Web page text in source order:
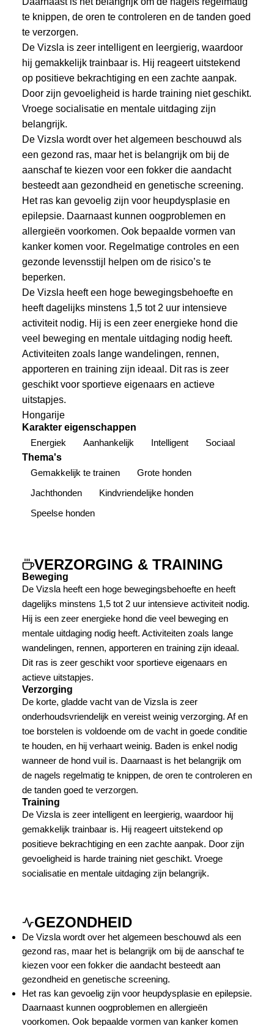
te knippen, de oren te controleren en de tanden goed
te verzorgen.
De Vizsla is zeer intelligent en leergierig, waardoor
hij gemakkelijk trainbaar is. Hij reageert uitstekend
op positieve bekrachtiging en een zachte aanpak.
Door zijn gevoeligheid is harde training niet geschikt.
Vroege socialisatie en mentale uitdaging zijn
belangrijk.
De Vizsla wordt over het algemeen beschouwd als
een gezond ras, maar het is belangrijk om bij de
aanschaf te kiezen voor een fokker die aandacht
besteedt aan gezondheid en genetische screening.
Het ras kan gevoelig zijn voor heupdysplasie en
epilepsie. Daarnaast kunnen oogproblemen en
allergieën voorkomen. Ook bepaalde vormen van
kanker komen voor. Regelmatige controles en een
gezonde levensstijl helpen om de risico’s te
beperken.
De Vizsla heeft een hoge bewegingsbehoefte en
heeft dagelijks minstens 1,5 tot 2 uur intensieve
activiteit nodig. Hij is een zeer energieke hond die
veel beweging en mentale uitdaging nodig heeft.
Activiteiten zoals lange wandelingen, rennen,
apporteren en training zijn ideaal. Dit ras is zeer
geschikt voor sportieve eigenaars en actieve
uitstapjes.
Hongarije
Karakter eigenschappen
Energiek
Aanhankelijk Intelligent
Sociaal
Thema's
Gemakkelijk te trainen
Grote honden
Jachthonden
Kindvriendelijke honden
Speelse honden
VERZORGING & TRAINING
Beweging
De Vizsla heeft een hoge bewegingsbehoefte en heeft
dagelijks minstens 1,5 tot 2 uur intensieve activiteit nodig.
Hij is een zeer energieke hond die veel beweging en
mentale uitdaging nodig heeft. Activiteiten zoals lange
wandelingen, rennen, apporteren en training zijn ideaal.
Dit ras is zeer geschikt voor sportieve eigenaars en
actieve uitstapjes.
Verzorging
De korte, gladde vacht van de Vizsla is zeer
onderhoudsvriendelijk en vereist weinig verzorging. Af en
toe borstelen is voldoende om de vacht in goede conditie
te houden, en hij verhaart weinig. Baden is enkel nodig
wanneer de hond vuil is. Daarnaast is het belangrijk om
de nagels regelmatig te knippen, de oren te controleren en
de tanden goed te verzorgen.
Training
De Vizsla is zeer intelligent en leergierig, waardoor hij
gemakkelijk trainbaar is. Hij reageert uitstekend op
positieve bekrachtiging en een zachte aanpak. Door zijn
gevoeligheid is harde training niet geschikt. Vroege
socialisatie en mentale uitdaging zijn belangrijk.
GEZONDHEID
De Vizsla wordt over het algemeen beschouwd als een
gezond ras, maar het is belangrijk om bij de aanschaf te
kiezen voor een fokker die aandacht besteedt aan
gezondheid en genetische screening.
Het ras kan gevoelig zijn voor heupdysplasie en epilepsie.
Daarnaast kunnen oogproblemen en allergieën
voorkomen. Ook bepaalde vormen van kanker komen